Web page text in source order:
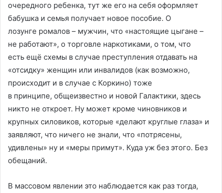
очередного ребенка, тут же его на себя оформляет
бабушка и семья получает новое пособие. О
лозунге ромалов – мужчин, что «настоящие цыгане –
не работают», о торговле наркотиками, о том, что
есть ещё схемы в случае преступления отдавать на
«отсидку» женщин или инвалидов (как возможно,
происходит и в случае с Коркино) тоже
в принципе, общеизвестно и новой Галактики, здесь
никто не откроет. Ну может кроме чиновников и
крупных силовиков, которые «делают круглые глаза» и
заявляют, что ничего не знали, что «потрясены,
удивлены» ну и «меры примут». Куда уж без этого. Без
обещаний.
В массовом явлении это наблюдается как раз тогда,